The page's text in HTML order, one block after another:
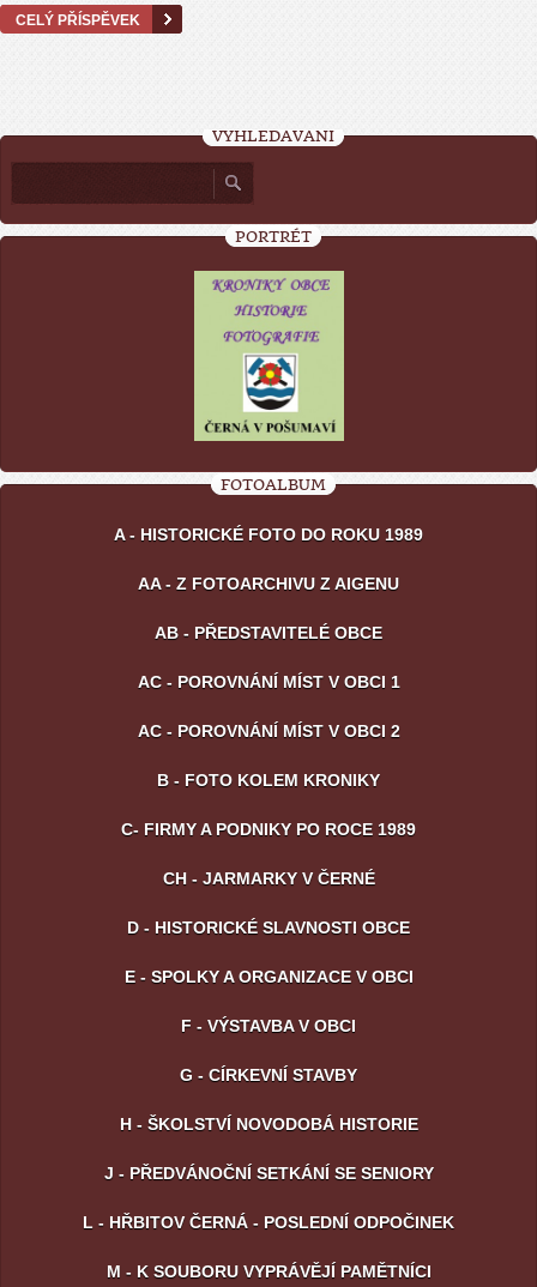
CELÝ PŘÍSPĚVEK
VYHLEDÁVÁNÍ
PORTRÉT
FOTOALBUM
A - HISTORICKÉ FOTO DO ROKU 1989
AA - Z FOTOARCHIVU Z AIGENU
AB - PŘEDSTAVITELÉ OBCE
AC - POROVNÁNÍ MÍST V OBCI 1
AC - POROVNÁNÍ MÍST V OBCI 2
B - FOTO KOLEM KRONIKY
C- FIRMY A PODNIKY PO ROCE 1989
CH - JARMARKY V ČERNÉ
D - HISTORICKÉ SLAVNOSTI OBCE
E - SPOLKY A ORGANIZACE V OBCI
F - VÝSTAVBA V OBCI
G - CÍRKEVNÍ STAVBY
H - ŠKOLSTVÍ NOVODOBÁ HISTORIE
J - PŘEDVÁNOČNÍ SETKÁNÍ SE SENIORY
L - HŘBITOV ČERNÁ - POSLEDNÍ ODPOČINEK
M - K SOUBORU VYPRÁVĚJÍ PAMĚTNÍCI